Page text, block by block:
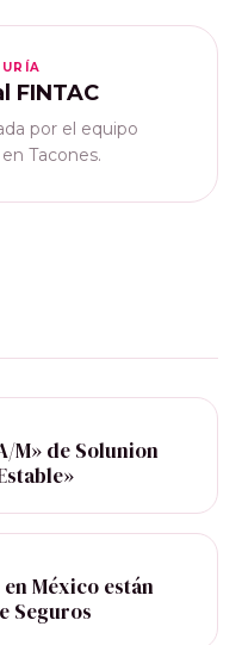
FINTAC
por el equipo
Tacones.
M» de Solunion
México están
Seguros